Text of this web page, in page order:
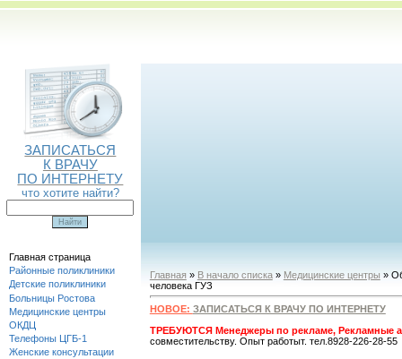
ЗАПИСАТЬСЯ
К ВРАЧУ
ПО ИНТЕРНЕТУ
что хотите найти?
Главная страница
Районные поликлиники
Детские поликлиники
Больницы Ростова
Медицинские центры
ОКДЦ
Телефоны ЦГБ-1
Женские консультации
Главная » В начало списка» Медицинские центры »
человека ГУЗ
НОВОЕ: ЗАПИСАТЬСЯ К ВРАЧУ ПО ИНТЕРНЕТУ
ТРЕБУЮТСЯ Менеджеры по рекламе, Рекламные
совместительству. Опыт работыт. тел.8928-226-28-55